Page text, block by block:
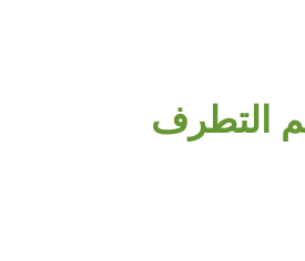
التطرف